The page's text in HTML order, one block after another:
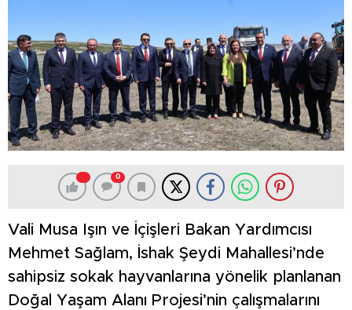
0
Vali Musa Işın ve İçişleri Bakan Yardımcısı
Mehmet Sağlam, İshak Şeydi Mahallesi’nde
sahipsiz sokak hayvanlarına yönelik planlanan
Doğal Yaşam Alanı Projesi’nin çalışmalarını